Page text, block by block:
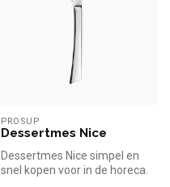
PROSUP
Dessertmes Nice
Dessertmes Nice simpel en
snel kopen voor in de horeca.